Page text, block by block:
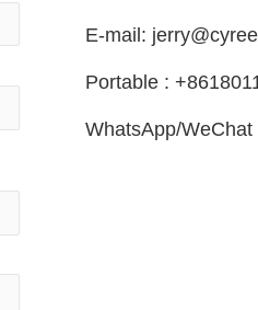
E-mail:
Portable :
WhatsApp/